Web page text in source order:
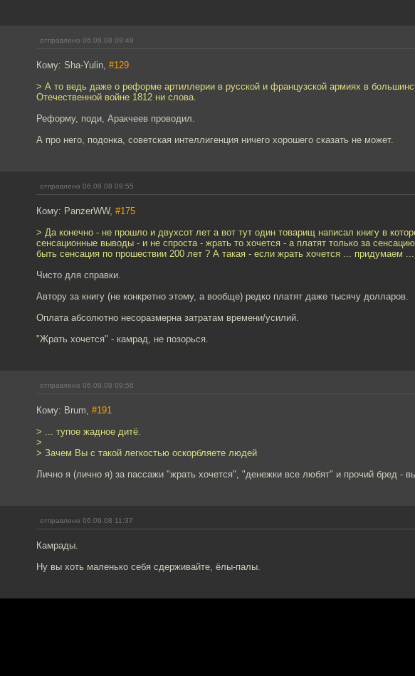
отправлено 06.09.08 09:48
Кому: Sha-Yulin, #129
> А то ведь даже о реформе артиллерии в русской и французской армиях в
Отечественной войне 1812 ни слова.
Реформу, поди, Аракчеев проводил.
А про него, подонка, советская интеллигенция ничего хорошего сказать не может.
отправлено 06.09.08 09:55
Кому: PanzerWW, #175
> Да конечно - не прошло и двухсот лет а вот тут один товарищ написал книгу в
сенсационные выводы - и не спроста - жрать то хочется - а платят только за
быть сенсация по прошествии 200 лет ? А такая - если жрать хочется ... придумаем ...
Чисто для справки.
Автору за книгу (не конкретно этому, а вообще) редко платят даже тысячу долларов.
Оплата абсолютно несоразмерна затратам времени/усилий.
"Жрать хочется" - камрад, не позорься.
отправлено 06.09.08 09:56
Кому: Brum, #191
> ... тупое жадное дитё.
>
> Зачем Вы с такой легкостью оскорбляете людей
Лично я (лично я) за пассажи "жрать хочется", "денежки все любят" и прочий бред -
отправлено 06.09.08 11:37
Камрады.
Ну вы хоть маленько себя сдерживайте, ёлы-палы.